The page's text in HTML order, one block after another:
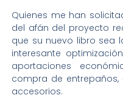
Quienes me han
del afán del proyecto
que su nuevo libro sea
interesante
aportaciones
compra de entrepaños,
accesorios.